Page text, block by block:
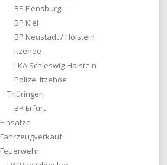
BP Flensburg
BP Kiel
BP Neustadt / Holstein
Itzehoe
LKA Schleswig-Holstein
Polizei Itzehoe
Thüringen
BP Erfurt
Einsätze
Fahrzeugverkauf
Feuerwehr